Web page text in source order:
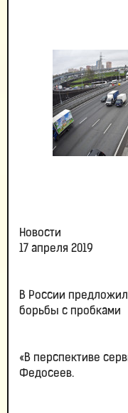
Новости
17 апреля 2019
В России
борьбы с пробками
«В перспективе
Федосеев.